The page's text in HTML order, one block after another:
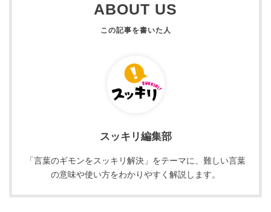
ABOUT US
スッキリ編集部
「言葉のギモンをスッキリ解決」をテーマに、難しい言葉
の意味や使い方をわかりやすく解説します。